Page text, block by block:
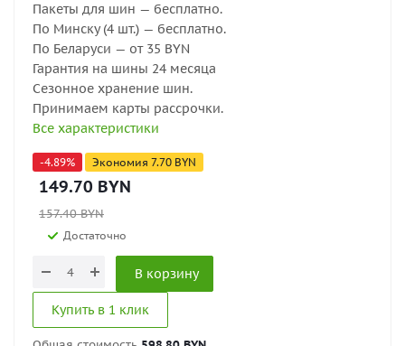
Пакеты для шин — бесплатно.
По Минску (4 шт.) — бесплатно.
По Беларуси — от 35 BYN
Гарантия на шины 24 месяца
Сезонное хранение шин.
Принимаем карты рассрочки.
Все характеристики
-4.89% Экономия 7.70 BYN
149.70 BYN
157.40BYN
Достаточно
В корзину
Купить в 1 клик